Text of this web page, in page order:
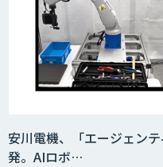
安川電機、「エージェン
発。AIロボ…